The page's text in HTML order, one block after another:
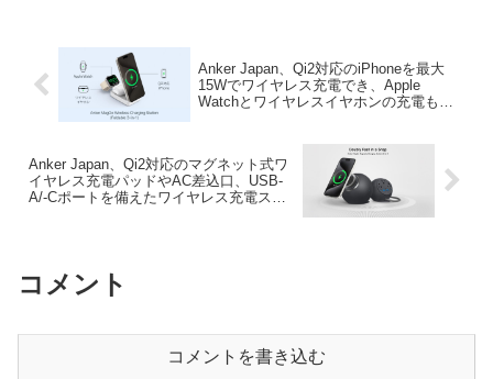
Anker Japan、Qi2対応のiPhoneを最大
15Wでワイヤレス充電でき、Apple
Watchとワイヤレスイヤホンの充電も可
(Foldable 3-in-1)」の予約販売を開始。
Anker Japan、Qi2対応のマグネット式ワ
イヤレス充電パッドやAC差込口、USB-
A/-Cポートを備えたワイヤレス充電ステ
コメント
コメントを書き込む